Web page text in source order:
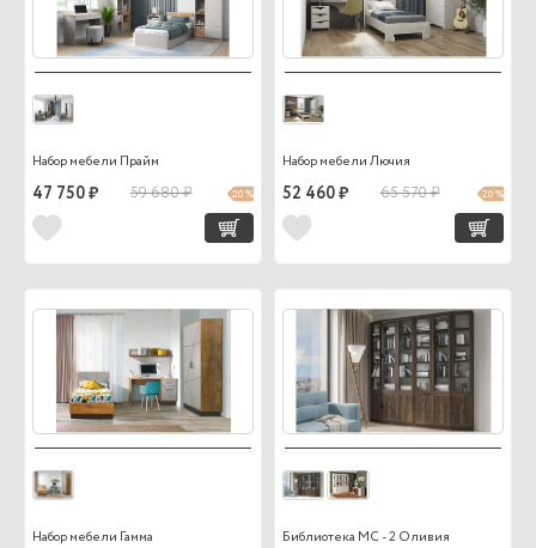
Набор мебели Прайм
47 750 ₽ 59 680 ₽ 20 %
Набор мебели Лючия
52 460 ₽ 65 570 ₽ 20 %
Набор мебели Гамма Библиотека МС - 2 Оливия